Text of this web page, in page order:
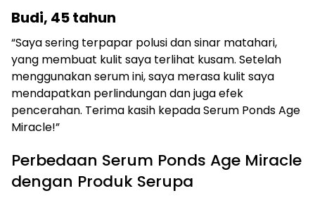
Budi, 45 tahun
“Saya sering terpapar polusi dan sinar matahari,
yang membuat kulit saya terlihat kusam. Setelah
menggunakan serum ini, saya merasa kulit saya
mendapatkan perlindungan dan juga efek
pencerahan. Terima kasih kepada Serum Ponds Age
Miracle!”
Perbedaan Serum Ponds Age Miracle
dengan Produk Serupa